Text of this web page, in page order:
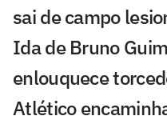
sai de campo
Ida de Bruno
enlouquece
Atlético